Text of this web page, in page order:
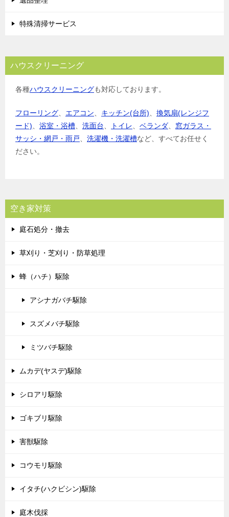
特殊清掃サービス
ハウスクリーニング
各種ハウスクリーニングも対応しております。
フローリング エアコン キッチン(台所)
換気扇(レンジフ
ード)
浴室・浴槽 洗面台 トイレ ベランダ
窓ガラス・
サッシ・網戸・雨戸
洗濯機・洗濯槽など、すべてお任せく
ださい。
空き家対策
庭石処分・撤去
草刈り・芝刈り・防草処理
蜂（ハチ）駆除
アシナガバチ駆除
スズメバチ駆除
ミツバチ駆除
ムカデ(ヤスデ)駆除
シロアリ駆除
ゴキブリ駆除
害獣駆除
コウモリ駆除
イタチ(ハクビシン)駆除
庭木伐採